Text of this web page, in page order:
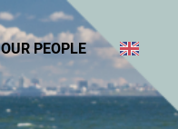
OUR PEOPLE